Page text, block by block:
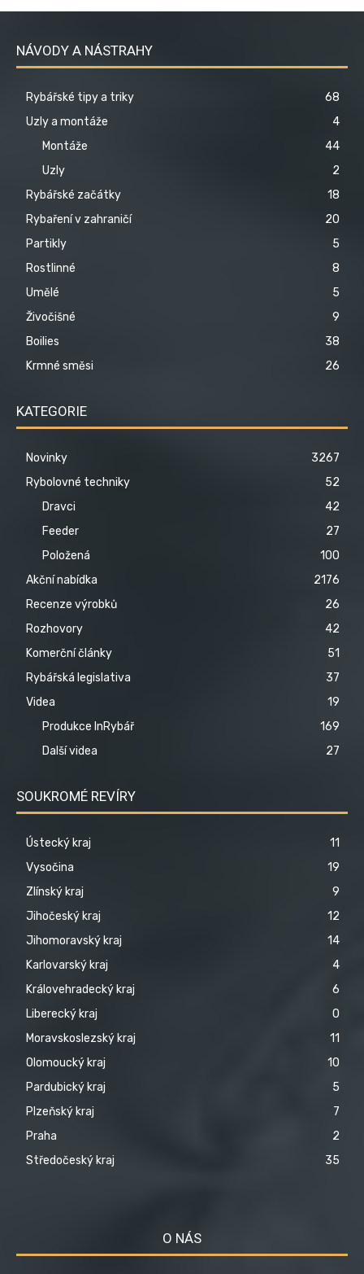
NÁVODY A NÁSTRAHY
Rybářské tipy a triky
68
Uzly a montáže
4
Montáže
44
Uzly
2
Rybářské začátky
18
Rybaření v zahraničí
20
Partikly
5
Rostlinné
8
Umělé
5
Živočišné
9
Boilies
38
Krmné směsi
26
KATEGORIE
Novinky
3267
Rybolovné techniky
52
Dravci
42
Feeder
27
Položená
100
Akční nabídka
2176
Recenze výrobků
26
Rozhovory
42
Komerční články
51
Rybářská legislativa
37
Videa
19
Produkce InRybář
169
Další videa
27
SOUKROMÉ REVÍRY
Ústecký kraj
11
Vysočina
19
Zlínský kraj
9
Jihočeský kraj
12
Jihomoravský kraj
14
Karlovarský kraj
4
Královehradecký kraj
6
Liberecký kraj
0
Moravskoslezský kraj
11
Olomoucký kraj
10
Pardubický kraj
5
Plzeňský kraj
7
Praha
2
Středočeský kraj
35
O NÁS